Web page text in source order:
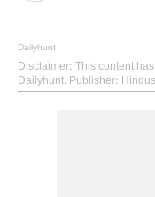
Dailyhunt
Disclaimer: This content
Dailyhunt. Publisher: